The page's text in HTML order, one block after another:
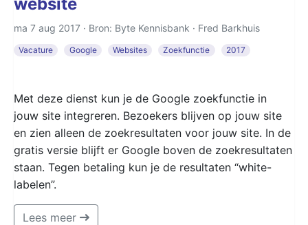
ma 7 aug 2017 · Bron: Byte Kennisbank · Fred Barkhuis
Vacature Google Websites Zoekfunctie 2017
Met deze dienst kun je de Google zoekfunctie in
jouw site integreren. Bezoekers blijven op jouw site
en zien alleen de zoekresultaten voor jouw site. In de
gratis versie blijft er Google boven de zoekresultaten
staan. Tegen betaling kun je de resultaten “white-
labelen”.
Lees meer